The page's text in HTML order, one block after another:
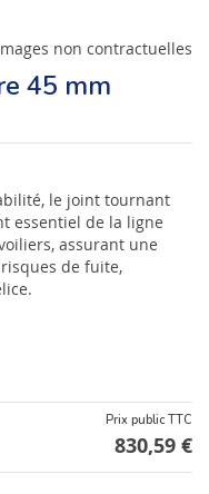
non contractuelles
45 mm
le joint tournant
essentiel de la ligne
assurant une
de fuite,
Prix public TTC
830,59 €